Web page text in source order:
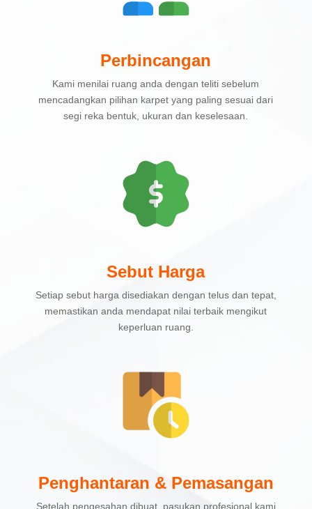
Perbincangan
Kami menilai ruang anda dengan teliti sebelum
mencadangkan pilihan karpet yang paling sesuai dari
segi reka bentuk, ukuran dan keselesaan.
Sebut Harga
Setiap sebut harga disediakan dengan telus dan tepat,
memastikan anda mendapat nilai terbaik mengikut
keperluan ruang.
Penghantaran & Pemasangan
Setelah pengesahan dibuat, pasukan profesional kami